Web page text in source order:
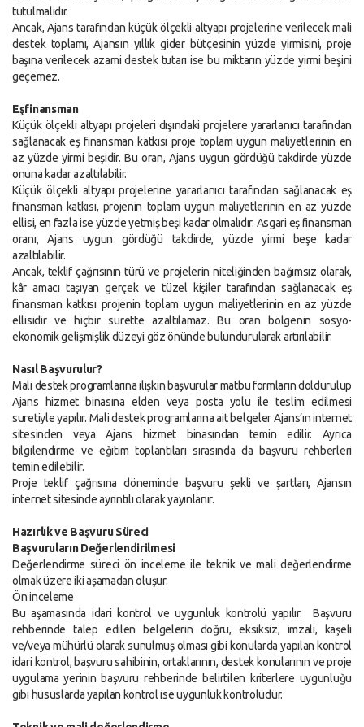
tutulmalıdır.
Ancak, Ajans tarafından küçük ölçekli altyapı projelerine verilecek mali
destek toplamı, Ajansın yıllık gider bütçesinin yüzde yirmisini, proje
başına verilecek azami destek tutarı ise bu miktarın yüzde yirmi beşini
geçemez.
Eşfinansman
Küçük ölçekli altyapı projeleri dışındaki projelere yararlanıcı tarafından
sağlanacak eş finansman katkısı proje toplam uygun maliyetlerinin en
az yüzde yirmi beşidir. Bu oran, Ajans uygun gördüğü takdirde yüzde
onuna kadar azaltılabilir.
Küçük ölçekli altyapı projelerine yararlanıcı tarafından sağlanacak eş
finansman katkısı, projenin toplam uygun maliyetlerinin en az yüzde
ellisi, en fazla ise yüzde yetmiş beşi kadar olmalıdır. Asgari eş finansman
oranı, Ajans uygun gördüğü takdirde, yüzde yirmi beşe kadar
azaltılabilir.
Ancak, teklif çağrısının türü ve projelerin niteliğinden bağımsız olarak,
kâr amacı taşıyan gerçek ve tüzel kişiler tarafından sağlanacak eş
finansman katkısı projenin toplam uygun maliyetlerinin en az yüzde
ellisidir ve hiçbir surette azaltılamaz. Bu oran bölgenin sosyo-
ekonomik gelişmişlik düzeyi göz önünde bulundurularak artırılabilir.
Nasıl Başvurulur?
Mali destek programlarına ilişkin başvurular matbu formların doldurulup
Ajans hizmet binasına elden veya posta yolu ile teslim edilmesi
suretiyle yapılır. Mali destek programlarına ait belgeler Ajans’ın internet
sitesinden veya Ajans hizmet binasından temin edilir. Ayrıca
bilgilendirme ve eğitim toplantıları sırasında da başvuru rehberleri
temin edilebilir.
Proje teklif çağrısına döneminde başvuru şekli ve şartları, Ajansın
internet sitesinde ayrıntılı olarak yayınlanır.
Hazırlık ve Başvuru Süreci
Başvuruların Değerlendirilmesi
Değerlendirme süreci ön inceleme ile teknik ve mali değerlendirme
olmak üzere iki aşamadan oluşur.
Ön inceleme
Bu aşamasında idari kontrol ve uygunluk kontrolü yapılır. Başvuru
rehberinde talep edilen belgelerin doğru, eksiksiz, imzalı, kaşeli
ve/veya mühürlü olarak sunulmuş olması gibi konularda yapılan kontrol
idari kontrol, başvuru sahibinin, ortaklarının, destek konularının ve proje
uygulama yerinin başvuru rehberinde belirtilen kriterlere uygunluğu
gibi hususlarda yapılan kontrol ise uygunluk kontrolüdür.